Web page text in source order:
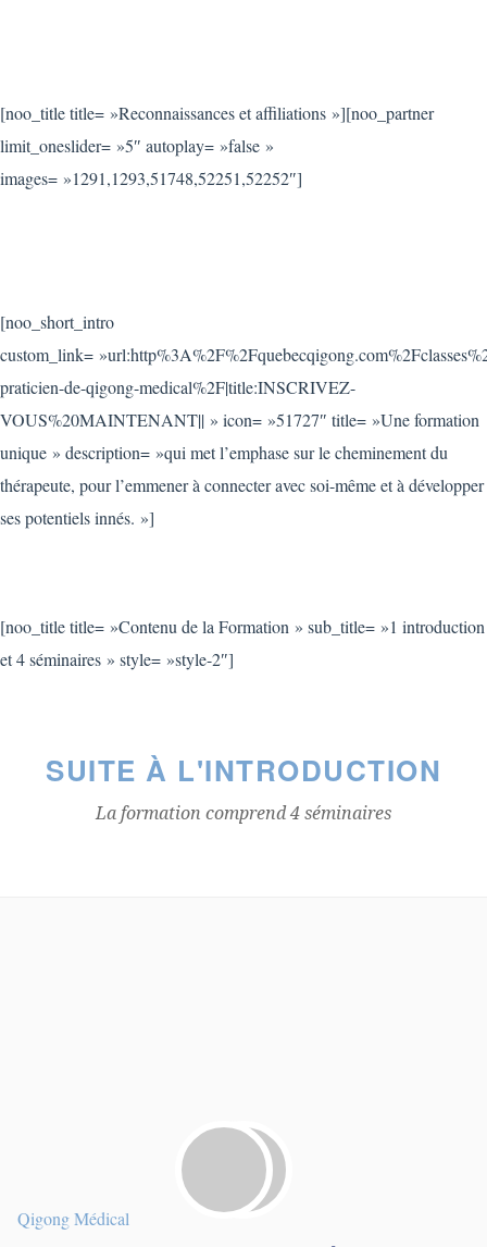
[noo_title title= »Reconnaissances et affiliations »][noo_partner
limit_oneslider= »5″ autoplay= »false »
images= »1291,1293,51748,52251,52252″]
[noo_short_intro
custom_link=
praticien-de-qigong-medical%2F|title:INSCRIVEZ-
VOUS%20MAINTENANT|| » icon= »51727″ title= »Une formation
unique » description= »qui met l’emphase sur le cheminement du
thérapeute, pour l’emmener à connecter avec soi-même et à développer
ses potentiels innés. »]
[noo_title title= »Contenu de la Formation » sub_title= »1 introduction
et 4 séminaires » style= »style-2″]
SUITE À L'INTRODUCTION
La formation comprend 4 séminaires
Qigong Médical